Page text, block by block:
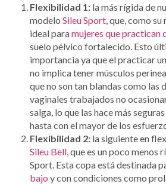
Flexibilidad 1: la más rígida de
modelo Sileu Sport , que, como
ideal paramujeres que practican
suelo pélvico fortalecido. Esto
importancia ya que el practicar
no implica tener músculos
que no son tan blandas como las
vaginales trabajados no
salga, lo que las hace más
hasta con el mayor de los
Flexibilidad 2: la siguiente en
Sileu Bell, que es un poco menos
Sport. Esta copa está destinada
bajo y con condiciones como